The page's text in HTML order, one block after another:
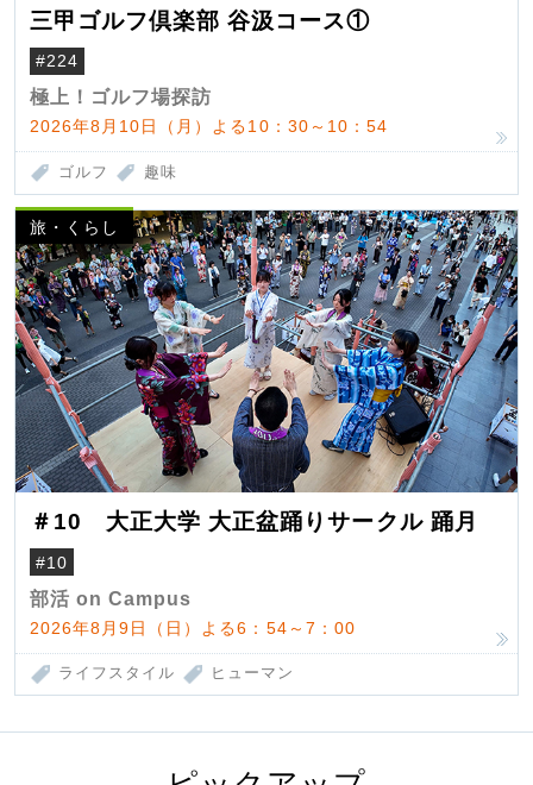
三甲ゴルフ倶楽部 谷汲コース①
#224
極上！ゴルフ場探訪
2026年8月10日（月）よる10：30～10：54
ゴルフ 趣味
旅・くらし
＃10 大正大学 大正盆踊りサークル 踊月
#10
部活 on Campus
2026年8月9日（日）よる6：54～7：00
ライフスタイル ヒューマン